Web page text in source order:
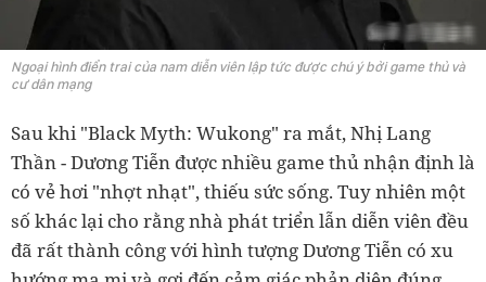
Ngoại hình điển trai của nam diễn viên lập tức được chú ý bởi game thủ và
cư dân mạng
Sau khi "Black Myth: Wukong" ra mắt, Nhị Lang
Thần - Dương Tiễn được nhiều game thủ nhận định là
có vẻ hơi "nhợt nhạt", thiếu sức sống. Tuy nhiên một
số khác lại cho rằng nhà phát triển lẫn diễn viên đều
đã rất thành công với hình tượng Dương Tiễn có xu